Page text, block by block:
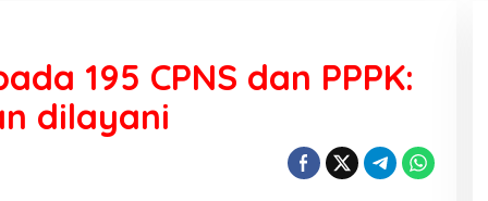
195 CPNS dan PPPK:
dilayani
KEMARAU, ANTARA SUNNATULLAH
DAN MUHASABAH